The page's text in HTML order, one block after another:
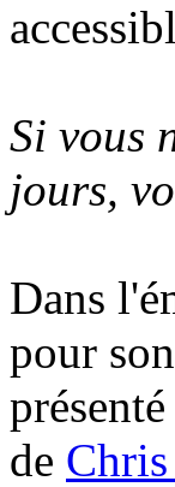
Si vous
jours,
Dans
pour son
de